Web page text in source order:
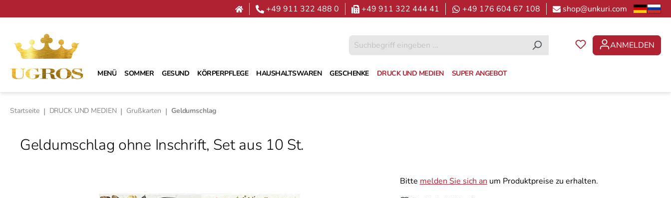
+49 911 322 488 0 +49 911 322 444 41 +49 176 604 67 108 shop@unkuri.com
DU HAST 0
ANMELDEN
MENÜ SOMMER GESUND KÖRPERPFLEGE HAUSHALTSWAREN GESCHENKE DRUCK UND MEDIEN SUPER ANGEBOT
Startseite | DRUCK UND MEDIEN | Grußkarten | Geldumschlag
Geldumschlag оhne Inschrift, Set aus 10 St.
Bitte melden Sie sich an um Produktpreise zu erhalten.